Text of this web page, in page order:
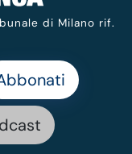
di Milano rif.